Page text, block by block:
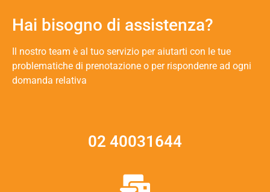
Hai bisogno di assistenza?
Il nostro team è al tuo servizio per aiutarti con le tue
problematiche di prenotazione o per rispondenre ad ogni
domanda relativa
02 40031644